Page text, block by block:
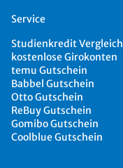
Service
Studienkredit Vergleich
kostenlose Girokonten
temu Gutschein
Babbel Gutschein
Otto Gutschein
ReBuy Gutschein
Gomibo Gutschein
Coolblue Gutschein